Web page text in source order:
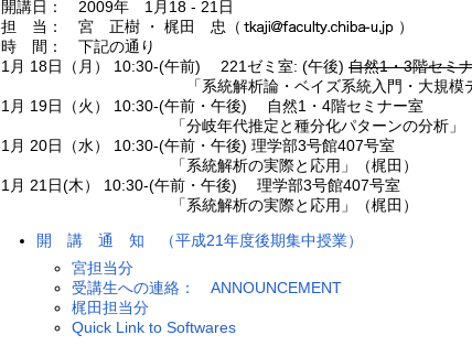
開講日： 2009年 1月18 - 21日
担 当： 宮 正樹 ・ 梶田 忠（
）
時 間： 下記の通り
1月 18日（月） 10:30-(午前) 221ゼミ室: (午後) 自然1・3階セミ
「系統解析論・ベイズ系統入門・大規模データを
1月 19日（火） 10:30-(午前・午後) 自然1・4階セミナー室
「分岐年代推定と種分化パターンの分析」（
1月 20日（水） 10:30-(午前・午後) 理学部3号館407号室
「系統解析の実際と応用」（梶田）
1月 21日(木） 10:30-(午前・午後) 理学部3号館407号室
「系統解析の実際と応用」（梶田）
開 講 通 知 （平成21年度後期集中授業）
宮担当分
受講生への連絡： ANNOUNCEMENT
梶田担当分
Quick Link to Softwares